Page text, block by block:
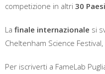
competizione in altri 30 Paesi
La finale internazionale si
Cheltenham Science Festival,
Per iscriverti a FameLab